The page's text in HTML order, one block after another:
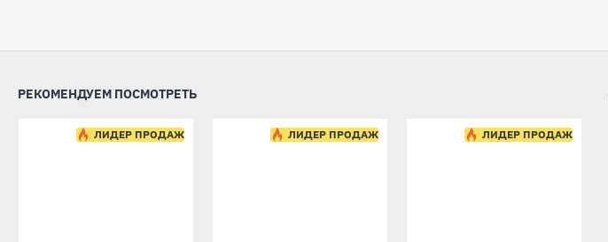
РЕКОМЕНДУЕМ ПОСМОТРЕТЬ
ЛИДЕР ПРОДАЖ ЛИДЕР ПРОДАЖ ЛИДЕР ПРОДАЖ